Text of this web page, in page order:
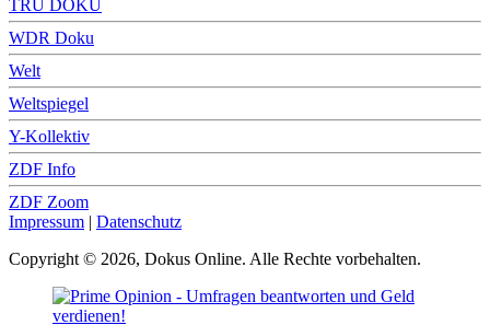
TRU DOKU
WDR Doku
Welt
Weltspiegel
Y-Kollektiv
ZDF Info
ZDF Zoom
Impressum | Datenschutz
Copyright © 2026, Dokus Online. Alle Rechte vorbehalten.